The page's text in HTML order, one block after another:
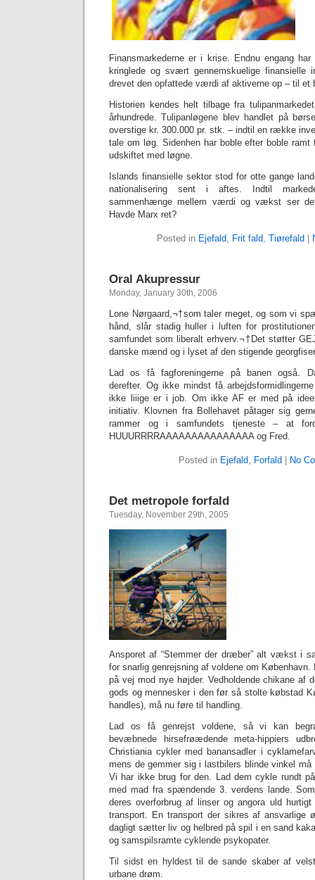
Finansmarkederne er i krise. Endnu engang
kringlede og svært gennemskuelige finansielle
drevet den opfattede værdi af aktiverne op – til et
Historien kendes helt tilbage fra
århundrede. Tulipanløgene blev handlet på
overstige kr. 300.000 pr. stk. – indtil en række
tale om løg. Sidenhen har boble efter boble ramt
udskiftet med løgne.
Islands finansielle sektor stod for otte gange
nationalisering sent i aftes. Indtil
sammenhænge mellem værdi og vækst ser
Havde Marx ret?
Posted in Ejefald, Frit fald, Tiørefald
Oral Akupressur
Monday, January 30th, 2006
Lone Nørgaard,¬†som taler meget, og som vi
hånd, slår stadig huller i luften for
samfundet som liberalt erhverv.¬†Det støtter
danske mænd og i lyset af den stigende
Lad os få fagforeningerne på banen også.
derefter. Og ikke mindst få
ikke liiige er i job. Om ikke AF er med på
initiativ. Klovnen fra Bollehavet påtager sig
rammer og i samfundets tjeneste – at
HUUURRRRAAAAAAAAAAAAAAA og Fred.
Posted in Ejefald, Forfald No
Det metropole forfald
Tuesday, November 29th, 2005
Ansporet af “Stemmer der dræber” alt vækst i
for snarlig genrejsning af voldene om
på vej mod nye højder. Vedholdende chikane af
gods og mennesker i den før så stolte købstad
handles), må nu føre til handling.
Lad os få genrejst voldene, så vi kan
bevæbnede hirsefrøædende meta-hippiers
Christiania cykler med banansadler i
mens de gemmer sig i lastbilers blinde vinkel
Vi har ikke brug for den. Lad dem cykle rundt
med mad fra spændende 3. verdens lande.
deres overforbrug af linser og angora uld
transport. En transport der sikres af ansvarlige
dagligt sætter liv og helbred på spil i en sand
og samspilsramte cyklende psykopater.
Til sidst en hyldest til de sande skaber af
urbane drøm.